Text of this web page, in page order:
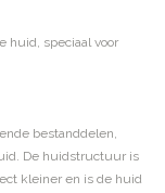
huid, speciaal voor
bestanddelen,
De huidstructuur is
kleiner en is de huid